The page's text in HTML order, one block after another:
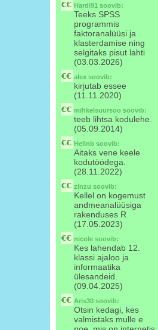
Hardi91 soovib:
Teeks SPSS
programmis
faktoranalüüsi ja
klasterdamise ning
selgitaks pisut lahti
(03.03.2026)
alex soovib:
kirjutab essee
(11.11.2020)
mihkelsuursoo soovib:
teeb lihtsa kodulehe.
(05.09.2014)
Helinb soovib:
Aitaks vene keele
kodutöödega.
(28.11.2022)
zinzu soovib:
Kellel on kogemust
andmeanalüüsiga
rakenduses R
(17.05.2023)
nicole soovib:
Kes lahendab 12.
klassi ajaloo ja
informaatika
ülesandeid.
(09.04.2025)
Aris30 soovib:
Otsin kedagi, kes
valmistaks mulle e